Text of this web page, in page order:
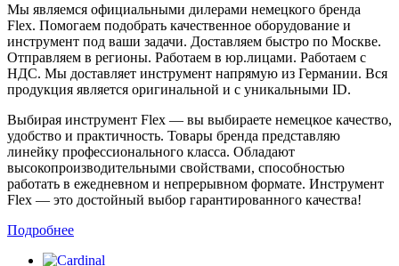
Мы являемся официальными дилерами немецкого бренда
Flex. Помогаем подобрать качественное оборудование и
инструмент под ваши задачи. Доставляем быстро по Москве.
Отправляем в регионы. Работаем в юр.лицами. Работаем с
НДС. Мы доставляет инструмент напрямую из Германии. Вся
продукция является оригинальной и с уникальными ID.
Выбирая инструмент Flex — вы выбираете немецкое качество,
удобство и практичность. Товары бренда представляю
линейку профессионального класса. Обладают
высокопроизводительными свойствами, способностью
работать в ежедневном и непрерывном формате. Инструмент
Flex — это достойный выбор гарантированного качества!
Подробнее